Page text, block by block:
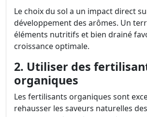
Le choix du sol a un impact direct
développement des arômes. Un
éléments nutritifs et bien drainé
croissance optimale.
2. Utiliser des
organiques
Les fertilisants organiques sont
rehausser les saveurs naturelles